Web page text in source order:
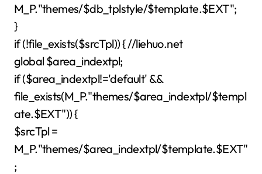
M_P."themes/$db_tplstyle/$template.$EXT";
}
if (!file_exists($srcTpl)) { //liehuo.net
global $area_indextpl;
if ($area_indextpl!='default' &&
file_exists(M_P."themes/$area_indextpl/$templ
ate.$EXT")) {
$srcTpl =
M_P."themes/$area_indextpl/$template.$EXT"
;